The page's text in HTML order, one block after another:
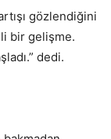
gözlendiğini
bir gelişme.
dedi.